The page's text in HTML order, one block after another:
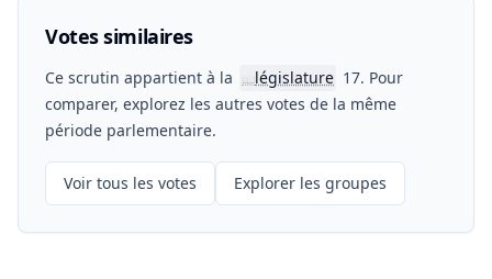
Votes similaires
Ce scrutin appartient à la 📖législature 17. Pour
comparer, explorez les autres votes de la même
période parlementaire.
Voir tous les votes Explorer les groupes